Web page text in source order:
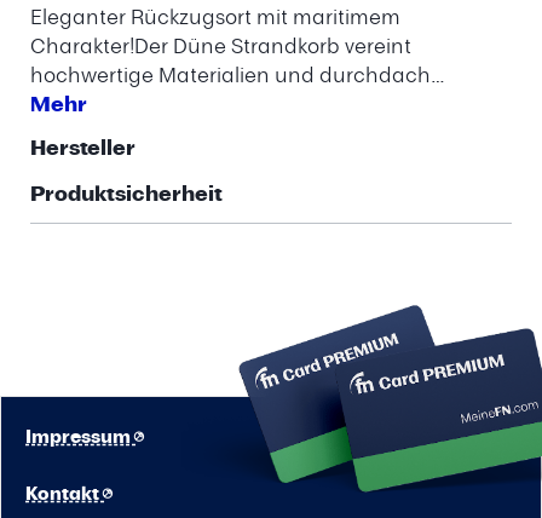
Eleganter Rückzugsort mit maritimem
Charakter!Der Düne Strandkorb vereint
hochwertige Materialien und durchdach…
Mehr
Hersteller
Produktsicherheit
Kontakt
Impressum